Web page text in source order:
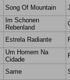
Song Of Mountain
Im Schonen
Rebenland
Estrela Radiante
Um Homem Na
Cidade
Same